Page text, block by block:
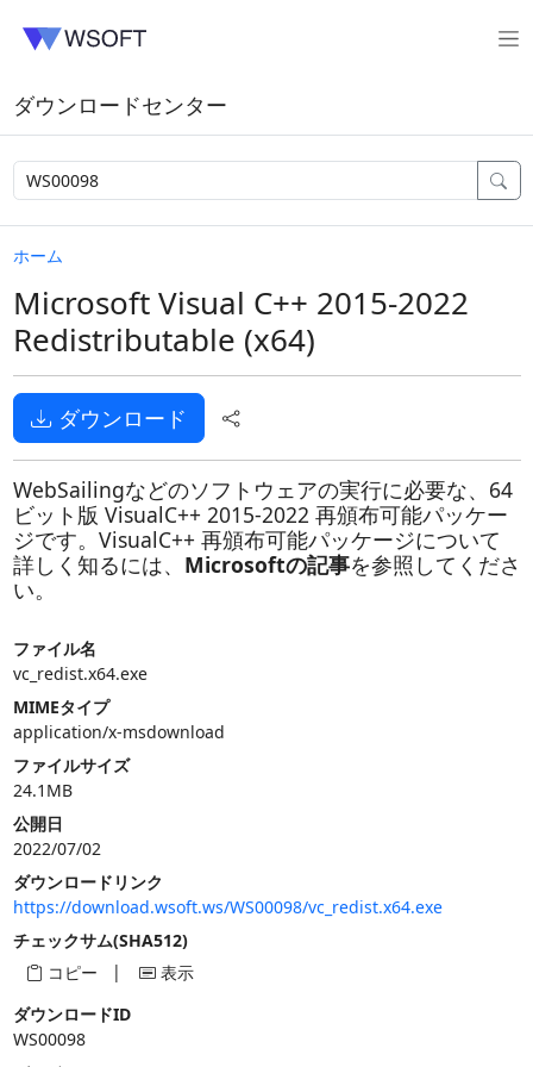
ダウンロードセンター
ホーム
Microsoft Visual C++ 2015-2022
Redistributable (x64)
ダウンロード
WebSailingなどのソフトウェアの実行に必要な、64
ビット版 VisualC++ 2015-2022 再頒布可能パッケー
ジです。VisualC++ 再頒布可能パッケージについて
詳しく知るには、 Microsoftの記事を参照してくださ
い。
ファイル名
vc_redist.x64.exe
MIMEタイプ
application/x-msdownload
ファイルサイズ
24.1MB
公開日
2022/07/02
ダウンロードリンク
https://download.wsoft.ws/WS00098/vc_redist.x64.exe
チェックサム(SHA512)
コピー
|
表示
ダウンロードID
WS00098